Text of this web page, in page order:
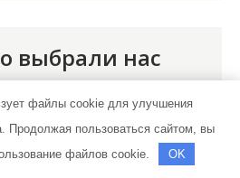
выбрали нас
файлы cookie для улучшения
Продолжая пользоваться сайтом, вы
файлов cookie.
OK